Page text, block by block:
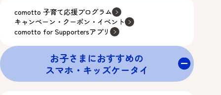
comotto 子育て応援プログラム
キャンペーン・クーポン・イベント
comotto for Supportersアプリ
お子さまにおすすめの
スマホ・キッズケータイ